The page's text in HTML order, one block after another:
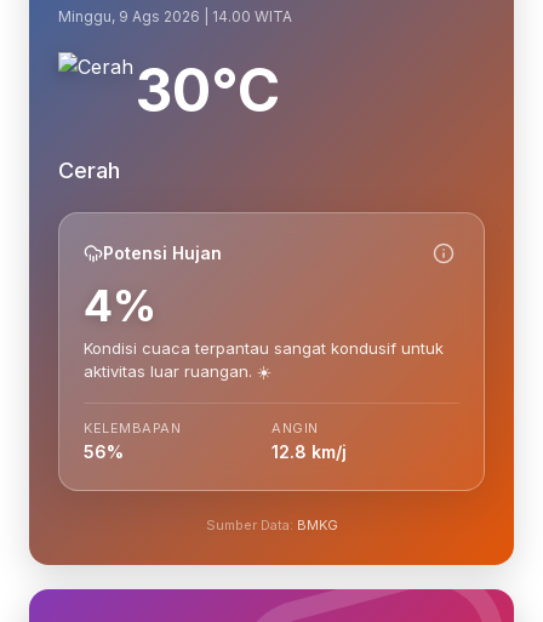
Minggu, 9 Ags 2026 | 14.00 WITA
30°C
Cerah
Potensi Hujan
4%
Kondisi cuaca terpantau sangat kondusif untuk
aktivitas luar ruangan. ☀️
KELEMBAPAN
56%
ANGIN
12.8 km/j
Sumber Data: BMKG